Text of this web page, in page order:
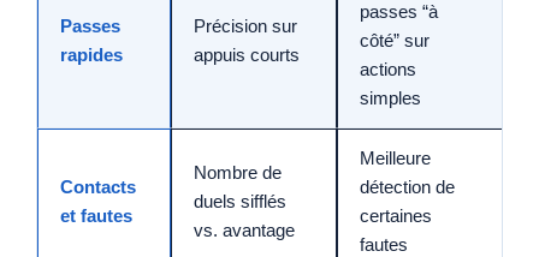
Passes
rapides
Précision sur
appuis courts
passes “à
côté” sur
actions
simples
Contacts
et fautes
Nombre de
duels sifflés
vs. avantage
Meilleure
détection de
certaines
fautes